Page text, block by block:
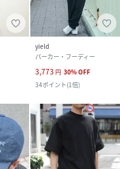
yield
パーカー・フーディー
3,773 円 30%OFF
34ポイント(1倍)